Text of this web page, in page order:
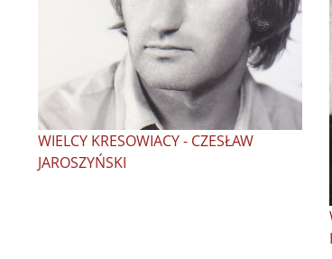
WIELCY KRESOWIACY - CZESŁAW
JAROSZYŃSKI